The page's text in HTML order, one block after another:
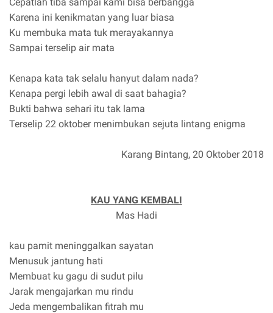
Karena ini kenikmatan yang luar biasa
Ku membuka mata tuk merayakannya
Sampai terselip air mata
Kenapa kata tak selalu hanyut dalam nada?
Kenapa pergi lebih awal di saat bahagia?
Bukti bahwa sehari itu tak lama
Terselip 22 oktober menimbukan sejuta lintang enigma
Karang Bintang, 20 Oktober 2018
KAU YANG KEMBALI
Mas Hadi
kau pamit meninggalkan sayatan
Menusuk jantung hati
Membuat ku gagu di sudut pilu
Jarak mengajarkan mu rindu
Jeda mengembalikan fitrah mu